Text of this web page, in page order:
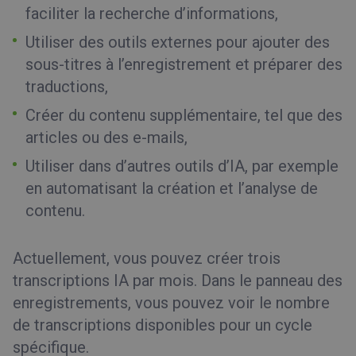
faciliter la recherche d’informations,
Utiliser des outils externes pour ajouter des
sous-titres à l’enregistrement et préparer des
traductions,
Créer du contenu supplémentaire, tel que des
articles ou des e-mails,
Utiliser dans d’autres outils d’IA, par exemple
en automatisant la création et l’analyse de
contenu.
Actuellement, vous pouvez créer trois
transcriptions IA par mois. Dans le panneau des
enregistrements, vous pouvez voir le nombre
de transcriptions disponibles pour un cycle
spécifique.